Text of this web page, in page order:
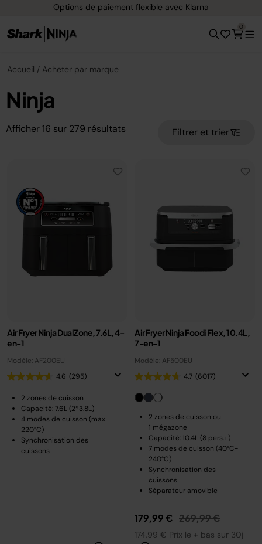
Options de paiement flexible avec Klarna
0
Accueil Acheter par marque
Ninja
Afficher 16 sur 279 résultats Filtrer et trier
Air Fryer Ninja DualZone, 7.6L, 4-
en-1
Modèle: AF200EU
4.6 (295)
2 zones de cuisson
Capacité: 7.6L (2*3.8L)
4 modes de cuisson (max
220°C)
Synchronisation des
cuissons
Air Fryer Ninja Foodi Flex, 10.4L,
7-en-1
Modèle: AF500EU
4.7 (6017)
2 zones de cuisson ou
1 mégazone
Capacité: 10.4L (8 pers.+)
7 modes de cuisson (40°C-
240°C)
Synchronisation des
cuissons
Séparateur amovible
179,99 € Prix réduit de
269,99 €au
174,99 €Prix le + bas sur 30j